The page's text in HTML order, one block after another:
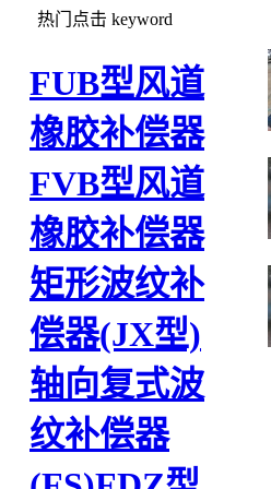
热门点击 keyword
FUB型风道
橡胶补偿器
FVB型风道
橡胶补偿器
矩形波纹补
偿器(JX型)
轴向复式波
纹补偿器